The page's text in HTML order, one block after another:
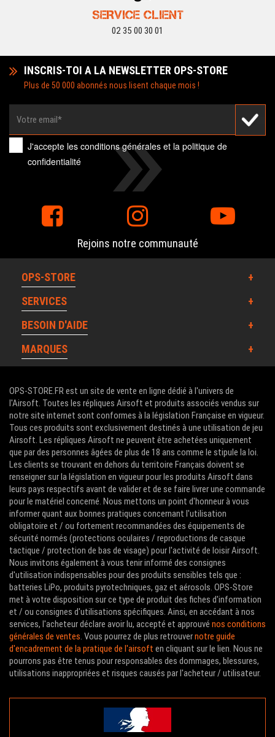
SERVICE CLIENT
02 35 00 30 01
INSCRIS-TOI A LA NEWSLETTER OPS-STORE
Plus de 50 000 abonnés nous lisent chaque mois !
J'accepte lesconditions générales et lapolitique de
confidentialité
Rejoins notre communauté
OPS-STORE
SERVICES
BESOIN D'AIDE
MARQUES
OPS-STORE.FR est un site de vente en ligne dédié à l'univers de
l'Airsoft. Toutes les répliques Airsoft et produits associés vendus sur
notre site internet sont conformes à la législation Française en vigueur.
Tous ces produits sont exclusivement destinés à une utilisation de jeu
Airsoft. Les répliques Airsoft ne peuvent être achetées uniquement
que par des personnes âgées de plus de 18 ans comme le stipule la loi.
Les clients se trouvant en dehors du territoire Français doivent se
renseigner sur la législation en vigueur pour les produits Airsoft dans
leurs pays respectifs avant de valider et de se faire livrer une commande
pour le matériel concerné. Nous mettons un point d'honneur à vous
informer quant aux bonnes pratiques concernant l'utilisation
obligatoire et / ou fortement recommandées des équipements de
sécurité normés (protections oculaires / reproductions de casque
tactique / protection de bas de visage) pour l'activité de loisir Airsoft.
Nous invitons également à vous tenir informé des consignes
d'utilisation indispensables pour des produits sensibles tels que :
batteries LiPo, produits pyrotechniques, gaz et aérosols. OPS-Store
met à votre disposition sur ce type de produit des fiches d'information
et / ou consignes d'utilisations spécifiques. Ainsi, en accédant à nos
services, l'acheteur déclare avoir lu, accepté et approuvé nos conditions
générales de ventes. Vous pourrez de plus retrouvernotre guide
d'encadrement de la pratique de l'airsoft en cliquant sur le lien. Nous ne
pourrons pas être tenus pour responsables des dommages, blessures,
utilisations inappropriées et risques causés par l'acheteur / utilisateur.